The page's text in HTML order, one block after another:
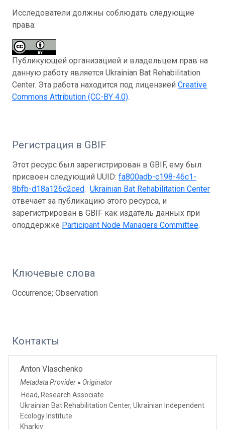
Исследователи должны соблюдать следующие
права:
Публикующей организацией и владельцем прав на
данную работу является Ukrainian Bat Rehabilitation
Center. Эта работа находится под лицензией Creative
Commons Attribution (CC-BY 4.0).
Регистрация в GBIF
Этот ресурс был зарегистрирован в GBIF, ему был
присвоен следующий UUID: fa800adb-c198-46c1-
8bfb-d18a126c2ced. Ukrainian Bat Rehabilitation Center
отвечает за публикацию этого ресурса, и
зарегистрирован в GBIF как издатель данных при
оподдержке Participant Node Managers Committee.
Ключевые слова
Occurrence; Observation
Контакты
Anton Vlaschenko
Metadata Provider ● Originator
Head, Research Associate
Ukrainian Bat Rehabilitation Center, Ukrainian Independent
Ecology Institute
Kharkiv